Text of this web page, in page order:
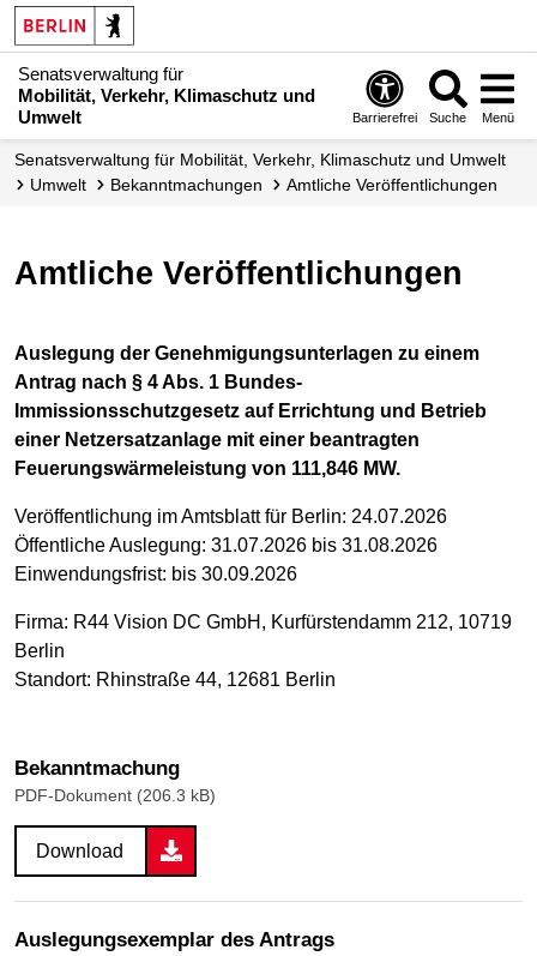
Senatsverwaltung für
Mobilität, Verkehr, Klimaschutz und
Umwelt
Barrierefrei Suche Menü
Senatsverwaltung für Mobilität, Verkehr, Klimaschutz und Umwelt
Umwelt
Bekannt­machungen Amtliche Veröffent­lichungen
Amtliche Veröffentlichungen
Auslegung der Genehmigungsunterlagen zu einem
Antrag nach § 4 Abs. 1 Bundes-
Immissionsschutzgesetz auf Errichtung und Betrieb
einer Netzersatzanlage mit einer beantragten
Feuerungswärmeleistung von 111,846 MW.
Veröffentlichung im Amtsblatt für Berlin: 24.07.2026
Öffentliche Auslegung: 31.07.2026 bis 31.08.2026
Einwendungsfrist: bis 30.09.2026
Firma: R44 Vision DC GmbH, Kurfürstendamm 212, 10719
Berlin
Standort: Rhinstraße 44, 12681 Berlin
Bekanntmachung
PDF-Dokument (206.3 kB)
Download
Auslegungsexemplar des Antrags